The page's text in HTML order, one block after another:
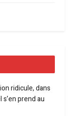
ridicule, dans
prend au